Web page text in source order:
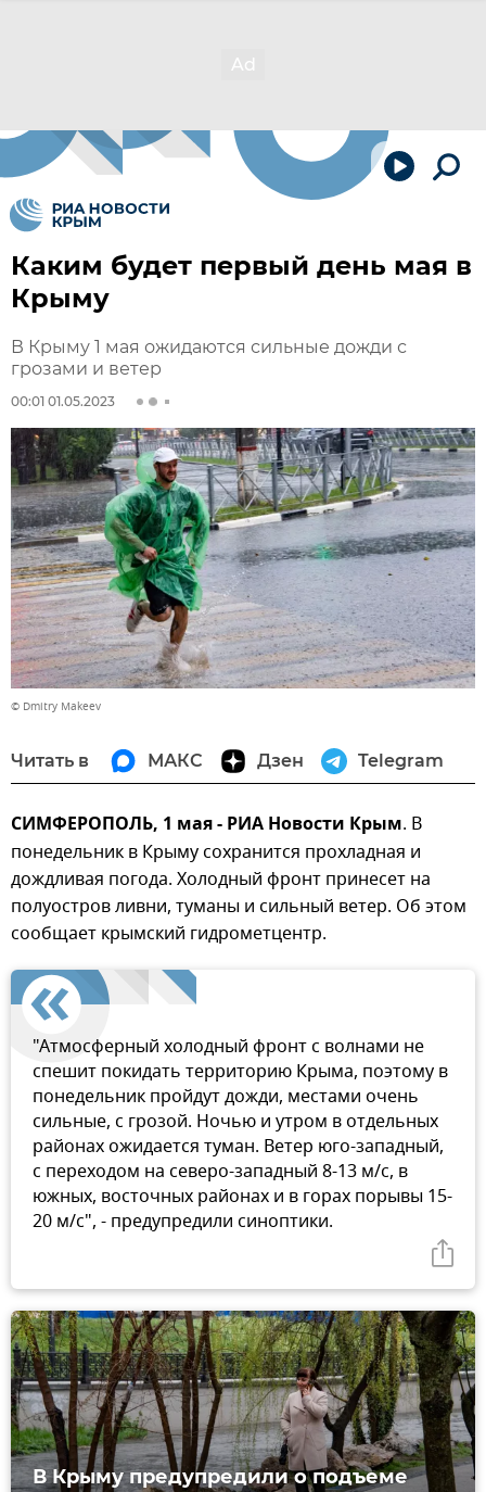
Каким будет первый день мая в
Крыму
В Крыму 1 мая ожидаются сильные дожди с
грозами и ветер
00:01 01.05.2023
© Dmitry Makeev
Читать в МАКС Дзен Telegram
СИМФЕРОПОЛЬ, 1 мая - РИА Новости Крым. В
понедельник в Крыму сохранится прохладная и
дождливая погода. Холодный фронт принесет на
полуостров ливни, туманы и сильный ветер. Об этом
сообщает крымский гидрометцентр.
"Атмосферный холодный фронт с волнами не
спешит покидать территорию Крыма, поэтому в
понедельник пройдут дожди, местами очень
сильные, с грозой. Ночью и утром в отдельных
районах ожидается туман. Ветер юго-западный,
с переходом на северо-западный 8-13 м/с, в
южных, восточных районах и в горах порывы 15-
20 м/с", - предупредили синоптики.
В Крыму предупредили о подъеме